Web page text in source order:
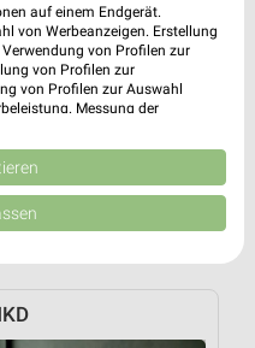
Angebote kannst
Wenn Du ein
kannst Du über die
zu Deiner Lieblings-
für Berlin und
auf einem Endgerät.
von Werbeanzeigen. Erstellung
von Profilen zur
von Profilen zur
von Profilen zur Auswahl
Messung der
Quellen. Entwicklung und
Daten zur Auswahl
Union weitergegeben und in die